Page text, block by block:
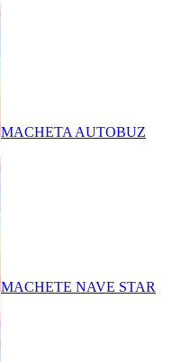
MACHETA AUTOBUZ
MACHETE NAVE STAR